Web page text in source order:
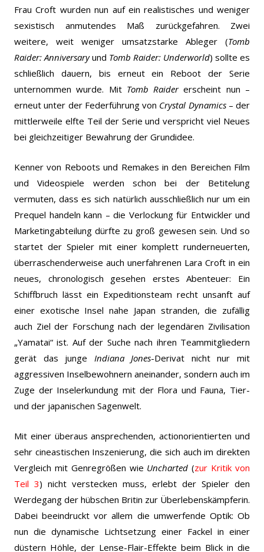
Frau Croft wurden nun auf ein realistisches und weniger
sexistisch anmutendes Maß zurückgefahren. Zwei
weitere, weit weniger umsatzstarke Ableger (Tomb
Raider: Anniversaryund Tomb Raider: Underworld) sollte es
schließlich dauern, bis erneut ein Reboot der Serie
unternommen wurde. Mit Tomb Raidererscheint nun –
erneut unter der Federführung von Crystal Dynamics– der
mittlerweile elfte Teil der Serie und verspricht viel Neues
bei gleichzeitiger Bewahrung der Grundidee.
Kenner von Reboots und Remakes in den Bereichen Film
und Videospiele werden schon bei der Betitelung
vermuten, dass es sich natürlich ausschließlich nur um ein
Prequel handeln kann – die Verlockung für Entwickler und
Marketingabteilung dürfte zu groß gewesen sein. Und so
startet der Spieler mit einer komplett runderneuerten,
überraschenderweise auch unerfahrenen Lara Croft in ein
neues, chronologisch gesehen erstes Abenteuer: Ein
Schiffbruch lässt ein Expeditionsteam recht unsanft auf
einer exotische Insel nahe Japan stranden, die zufällig
auch Ziel der Forschung nach der legendären Zivilisation
„Yamatai“ ist. Auf der Suche nach ihren Teammitgliedern
gerät das junge Indiana Jones-Derivat nicht nur mit
aggressiven Inselbewohnern aneinander, sondern auch im
Zuge der Inselerkundung mit der Flora und Fauna, Tier-
und der japanischen Sagenwelt.
Mit einer überaus ansprechenden, actionorientierten und
sehr cineastischen Inszenierung, die sich auch im direkten
Vergleich mit Genregrößen wie Uncharted (zur Kritik von
Teil 3) nicht verstecken muss, erlebt der Spieler den
Werdegang der hübschen Britin zur Überlebenskämpferin.
Dabei beeindruckt vor allem die umwerfende Optik: Ob
nun die dynamische Lichtsetzung einer Fackel in einer
düstern Höhle, der Lense-Flair-Effekte beim Blick in die